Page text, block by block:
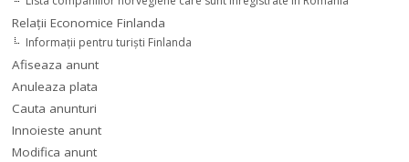
Relaţii Economice Finlanda
Informaţii pentru turişti Finlanda
Afiseaza anunt
Anuleaza plata
Cauta anunturi
Innoieste anunt
Modifica anunt